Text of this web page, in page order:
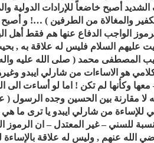
أصبح خاضعاً للإرادات الدولية
والمغالاة من الطرفين ) …! و
الواجب الدفاع عنها هم فقط أهل
عليهم السلام فليس له علاقة به ,
المصطفى محمد ( صلى الله عليه
هو الاساءات من شارلي ايبدو
وكأنها لم تكن ! اما لو أساءت الى
لا مقارنة بين الحسين وجده الرسول (
للإساءة من شارلي ايبدو يا ترى ما
للسني – غير المعتدل – ان الرموز
رضي الله عنهم , وليس له علاقة